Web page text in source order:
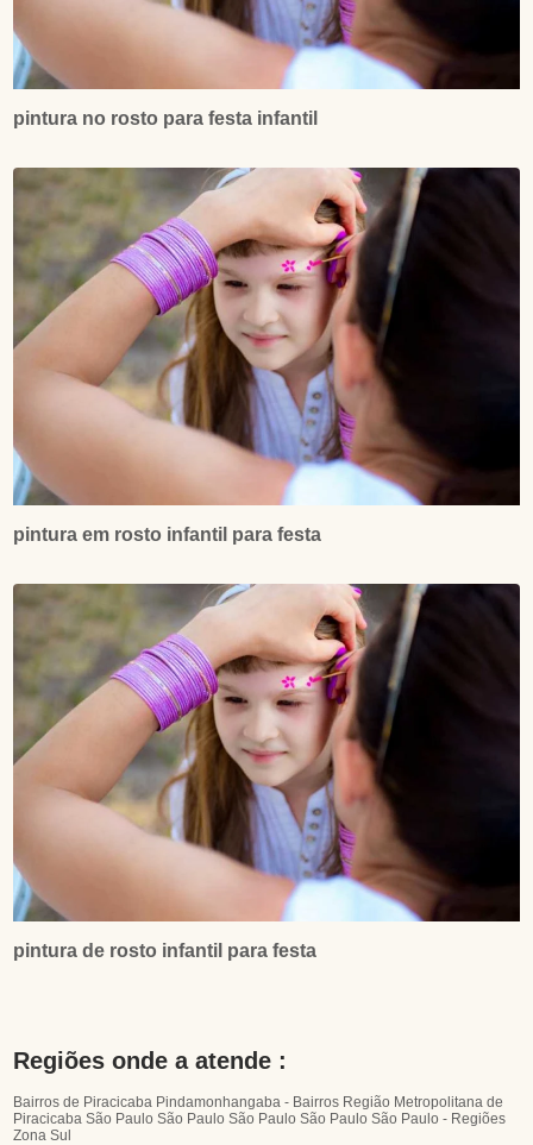
pintura no rosto para festa infantil
pintura em rosto infantil para festa
pintura de rosto infantil para festa
Regiões onde a atende :
Bairros de Piracicaba Pindamonhangaba - Bairros Região Metropolitana de
Piracicaba São Paulo São Paulo São Paulo São PauloSão Paulo - Regiões
Zona Sul